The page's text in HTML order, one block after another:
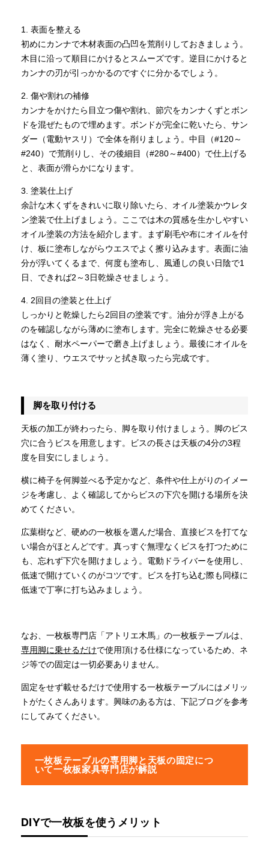
1. 表面を整える
初めにカンナで木材表面の凸凹を荒削りしておきましょう。
木目に沿って順目にかけるとスムーズです。逆目にかけると
カンナの刃が引っかかるのですぐに分かるでしょう。
2. 傷や割れの補修
カンナをかけたら目立つ傷や割れ、節穴をカンナくずとボン
ドを混ぜたもので埋めます。ボンドが完全に乾いたら、サン
ダー（電動ヤスリ）で全体を削りましょう。中目（#120～
#240）で荒削りし、その後細目（#280～#400）で仕上げる
と、表面が滑らかになります。
3. 塗装仕上げ
余計な木くずをきれいに取り除いたら、オイル塗装かウレタ
ン塗装で仕上げましょう。ここでは木の質感を生かしやすい
オイル塗装の方法を紹介します。まず刷毛や布にオイルを付
け、板に塗布しながらウエスでよく擦り込みます。表面に油
分が浮いてくるまで、何度も塗布し、風通しの良い日陰で1
日、できれば2～3日乾燥させましょう。
4. 2回目の塗装と仕上げ
しっかりと乾燥したら2回目の塗装です。油分が浮き上がる
のを確認しながら薄めに塗布します。完全に乾燥させる必要
はなく、耐水ペーパーで磨き上げましょう。最後にオイルを
薄く塗り、ウエスでサッと拭き取ったら完成です。
脚を取り付ける
天板の加工が終わったら、脚を取り付けましょう。脚のビス
穴に合うビスを用意します。ビスの長さは天板の4分の3程
度を目安にしましょう。
横に椅子を何脚並べる予定かなど、条件や仕上がりのイメー
ジを考慮し、よく確認してからビスの下穴を開ける場所を決
めてください。
広葉樹など、硬めの一枚板を選んだ場合、直接ビスを打てな
い場合がほとんどです。真っすぐ無理なくビスを打つために
も、忘れず下穴を開けましょう。電動ドライバーを使用し、
低速で開けていくのがコツです。ビスを打ち込む際も同様に
低速で丁寧に打ち込みましょう。
なお、一枚板専門店「アトリエ木馬」の一枚板テーブルは、
専用脚に乗せるだけで使用頂ける仕様になっているため、ネ
ジ等での固定は一切必要ありません。
固定をせず載せるだけで使用する一枚板テーブルにはメリッ
トがたくさんあります。興味のある方は、下記ブログを参考
にしてみてください。
一枚板テーブルの専用脚と天板の固定につ
いて一枚板家具専門店が解説
DIYで一枚板を使うメリット